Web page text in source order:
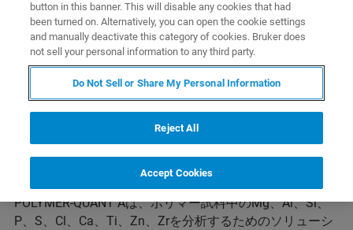
POLYMER-QUANT Aは、ポリマー試料中のMg、Al、Si、
P、S、Cl、Ca、Ti、Zn、Zrを分析するためのソリューシ
button in this banner. This will disable any cookies that had
been turned on. Alternatively, you can open the cookie settings
and manually deactivate this category of cookies. Bruker does
not sell your personal information to any third party.
Do Not Sell or Share My Personal Information
Reject All
Accept Cookies